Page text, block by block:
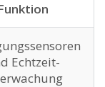
Echtzeit-